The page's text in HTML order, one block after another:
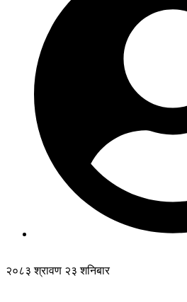
२०८३ श्रावण २३ शनिबार